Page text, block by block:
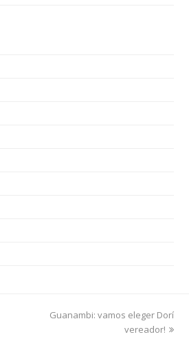
next
Guanambi: vamos eleger Dorí
vereador!